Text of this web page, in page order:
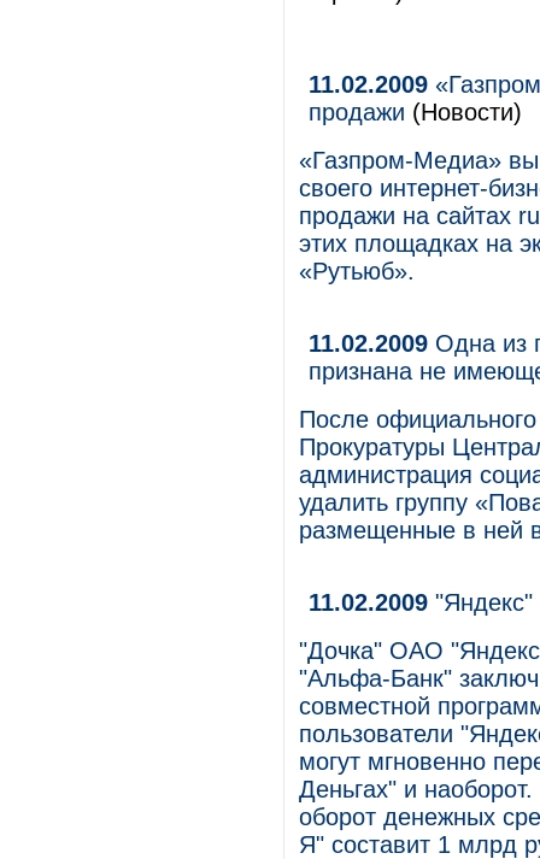
11.02.2009
продажи (Новости)
«Газпром-Медиа»
своего интернет-
продажи на сайтах
этих площадках на
«Рутьюб».
11.02.2009 Одна из
признана не
После
Прокуратуры
администрация
удалить группу
размещенные в ней
11.02.2009
"Дочка" ОАО
"Альфа-Банк"
совместной
пользователи
могут мгновенно
Деньгах" и
оборот денежных
Я" составит 1 млрд